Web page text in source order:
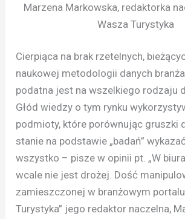
Marzena Markowska, redaktorka
Wasza Turystyka
Cierpiąca na brak rzetelnych,
naukowej metodologii danych
podatna jest na wszelkiego rodzaju
Głód wiedzy o tym rynku
podmioty, które porównując gruszki
stanie na podstawie „badań”
wszystko – pisze w opinii pt. „W
wcale nie jest drożej. Dość
zamieszczonej w branżowym
Turystyka” jego redaktor naczelna,